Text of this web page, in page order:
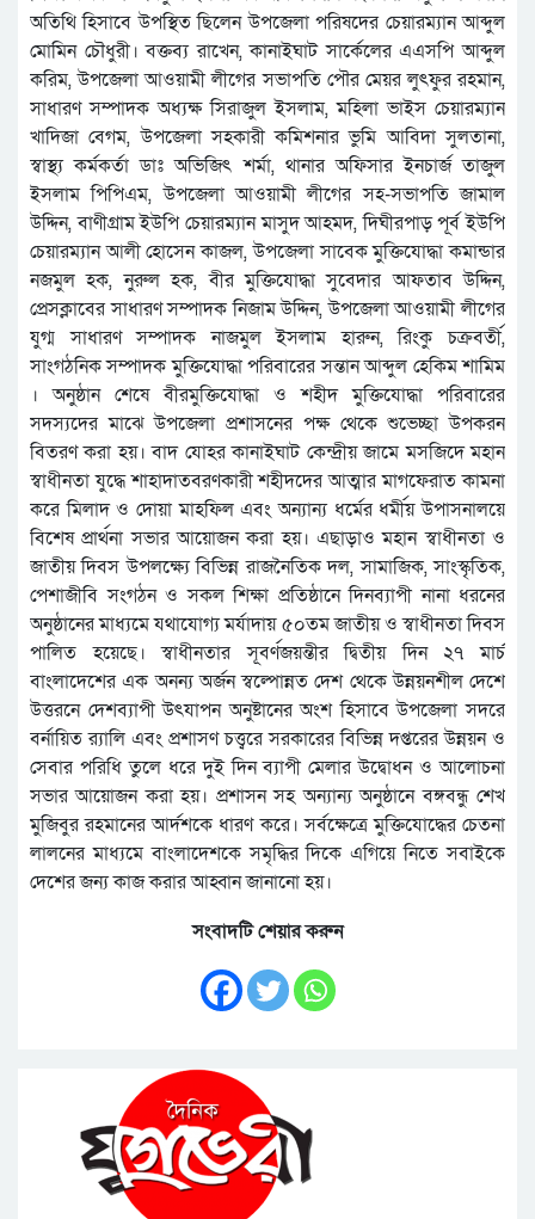
অতিথি হিসাবে উপস্থিত ছিলেন উপজেলা পরিষদের চেয়ারম্যান আব্দুল
মোমিন চৌধুরী। বক্তব্য রাখেন, কানাইঘাট সার্কেলের এএসপি আব্দুল
করিম, উপজেলা আওয়ামী লীগের সভাপতি পৌর মেয়র লুৎফুর রহমান,
সাধারণ সম্পাদক অধ্যক্ষ সিরাজুল ইসলাম, মহিলা ভাইস চেয়ারম্যান
খাদিজা বেগম, উপজেলা সহকারী কমিশনার ভুমি আবিদা সুলতানা,
স্বাস্থ্য কর্মকর্তা ডাঃ অভিজিৎ শর্মা, থানার অফিসার ইনচার্জ তাজুল
ইসলাম পিপিএম, উপজেলা আওয়ামী লীগের সহ-সভাপতি জামাল
উদ্দিন, বাণীগ্রাম ইউপি চেয়ারম্যান মাসুদ আহমদ, দিঘীরপাড় পূর্ব ইউপি
চেয়ারম্যান আলী হোসেন কাজল, উপজেলা সাবেক মুক্তিযোদ্ধা কমান্ডার
নজমুল হক, নুরুল হক, বীর মুক্তিযোদ্ধা সুবেদার আফতাব উদ্দিন,
প্রেসক্লাবের সাধারণ সম্পাদক নিজাম উদ্দিন, উপজেলা আওয়ামী লীগের
যুগ্ম সাধারণ সম্পাদক নাজমুল ইসলাম হারুন, রিংকু চক্রবর্তী,
সাংগঠনিক সম্পাদক মুক্তিযোদ্ধা পরিবারের সন্তান আব্দুল হেকিম শামিম
। অনুষ্ঠান শেষে বীরমুক্তিযোদ্ধা ও শহীদ মুক্তিযোদ্ধা পরিবারের
সদস্যদের মাঝে উপজেলা প্রশাসনের পক্ষ থেকে শুভেচ্ছা উপকরন
বিতরণ করা হয়। বাদ যোহর কানাইঘাট কেন্দ্রীয় জামে মসজিদে মহান
স্বাধীনতা যুদ্ধে শাহাদাতবরণকারী শহীদদের আত্মার মাগফেরাত কামনা
করে মিলাদ ও দোয়া মাহফিল এবং অন্যান্য ধর্মের ধর্মীয় উপাসনালয়ে
বিশেষ প্রার্থনা সভার আয়োজন করা হয়। এছাড়াও মহান স্বাধীনতা ও
জাতীয় দিবস উপলক্ষ্যে বিভিন্ন রাজনৈতিক দল, সামাজিক, সাংস্কৃতিক,
পেশাজীবি সংগঠন ও সকল শিক্ষা প্রতিষ্ঠানে দিনব্যাপী নানা ধরনের
অনুষ্ঠানের মাধ্যমে যথাযোগ্য মর্যাদায় ৫০তম জাতীয় ও স্বাধীনতা দিবস
পালিত হয়েছে। স্বাধীনতার সূবর্ণজয়ন্তীর দ্বিতীয় দিন ২৭ মার্চ
বাংলাদেশের এক অনন্য অর্জন স্বল্পোন্নত দেশ থেকে উন্নয়নশীল দেশে
উত্তরনে দেশব্যাপী উৎযাপন অনুষ্টানের অংশ হিসাবে উপজেলা সদরে
বর্নায়িত র‌্যালি এবং প্রশাসণ চত্ত্বরে সরকারের বিভিন্ন দপ্তরের উন্নয়ন ও
সেবার পরিধি তুলে ধরে দুই দিন ব্যাপী মেলার উদ্বোধন ও আলোচনা
সভার আয়োজন করা হয়। প্রশাসন সহ অন্যান্য অনুষ্ঠানে বঙ্গবন্ধু শেখ
মুজিবুর রহমানের আর্দশকে ধারণ করে। সর্বক্ষেত্রে মুক্তিযোদ্ধের চেতনা
লালনের মাধ্যমে বাংলাদেশকে সমৃদ্ধির দিকে এগিয়ে নিতে সবাইকে
দেশের জন্য কাজ করার আহ্বান জানানো হয়।
সংবাদটি শেয়ার করুন